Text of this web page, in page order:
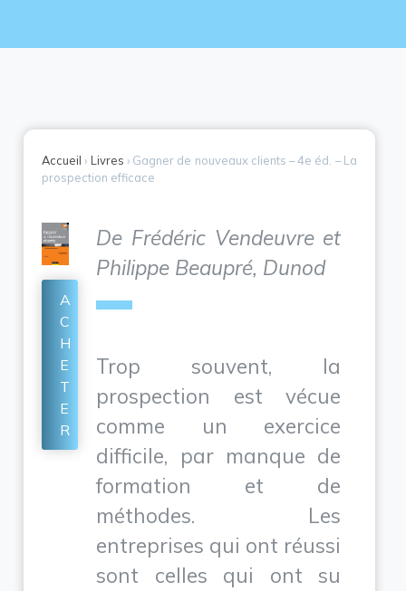
Accueil › Livres › Gagner de nouveaux clients – 4e éd. – La
prospection efficace
A
C
H
E
T
E
R
De Frédéric Vendeuvre et
Philippe Beaupré, Dunod
Trop souvent, la
prospection est vécue
comme un exercice
difficile, par manque de
formation et de
méthodes. Les
entreprises qui ont réussi
sont celles qui ont su